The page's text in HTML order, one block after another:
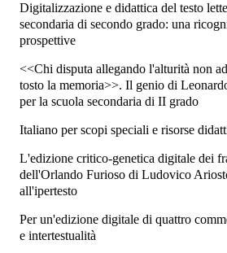
Digitalizzazione e didattica del testo
secondaria di secondo grado: una
prospettive
<<Chi disputa allegando l'alturità non
tosto la memoria>>. Il genio di
per la scuola secondaria di II grado
Italiano per scopi speciali e risorse
L'edizione critico-genetica digitale dei
dell'Orlando Furioso di Ludovico
all'ipertesto
Per un'edizione digitale di quattro
e intertestualità